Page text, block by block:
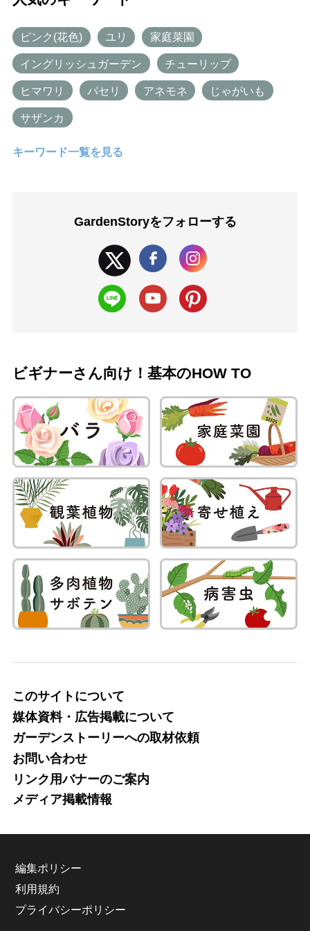
ピンク(花色) ユリ 家庭菜園
イングリッシュガーデン チューリップ
ヒマワリ パセリ アネモネ じゃがいも
サザンカ
キーワード一覧を見る
GardenStoryをフォローする
ビギナーさん向け！基本のHOW TO
このサイトについて
媒体資料・広告掲載について
ガーデンストーリーへの取材依頼
お問い合わせ
リンク用バナーのご案内
メディア掲載情報
編集ポリシー
利用規約
プライバシーポリシー